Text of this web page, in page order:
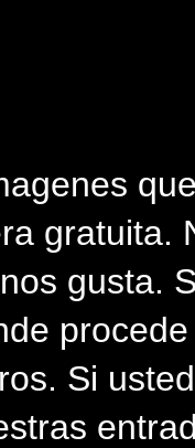
gratuita.
gusta.
Si